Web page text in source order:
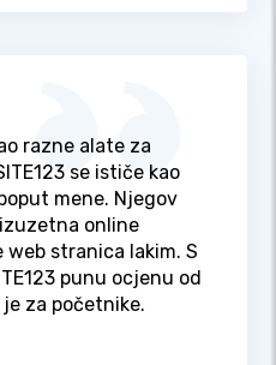
razne alate za
se ističe kao
mene. Njegov
online
stranica lakim. S
punu ocjenu od
za početnike.